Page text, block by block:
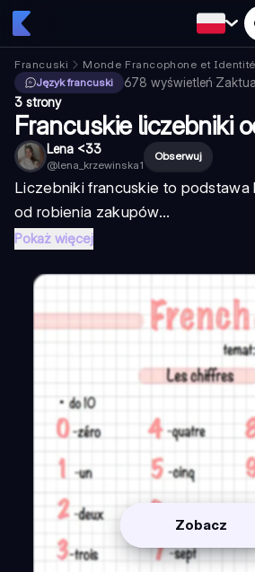
Francuski Monde Francophone et Identité
Język francuski
678 wyświetleń·
3 strony
Francuskie liczebniki
Lena <33
@lena_krzewinska1
Obserwuj
Liczebniki francuskie to
od robienia zakupów...
Pokaż więcej
Zobacz